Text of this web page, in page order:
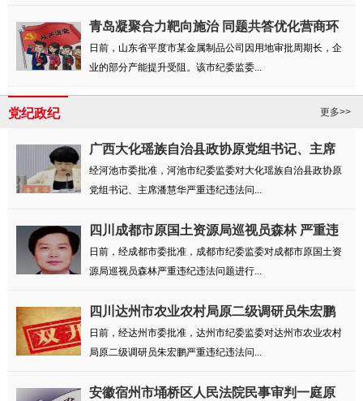
青岛凝聚合力靶向施治 同题共答优化营商环
境
日前，山东省平度市某金属制品公司因用地审批周期长，企
业的部分产能提升受阻。该市纪委监委...
党纪政纪 更多>>
广西大化瑶族自治县政协原党组书记、主席
潘慧...
经河池市委批准，河池市纪委监委对大化瑶族自治县政协原
党组书记、主席潘慧华严重违纪违法问...
四川成都市原国土资源局巡视员森林 严重违
纪...
日前，经成都市委批准，成都市纪委监委对成都市原国土资
源局巡视员森林严重违纪违法问题进行...
四川达州市农业农村局原二级调研员朱宏鹏
严...
日前，经达州市委批准，达州市纪委监委对达州市农业农村
局原二级调研员朱宏鹏严重违纪违法问...
安徽宿州市埇桥区人民法院民事审判一庭原